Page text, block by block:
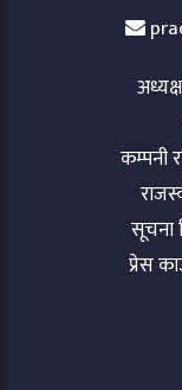
कम्पनी
सूचना
प्रेस